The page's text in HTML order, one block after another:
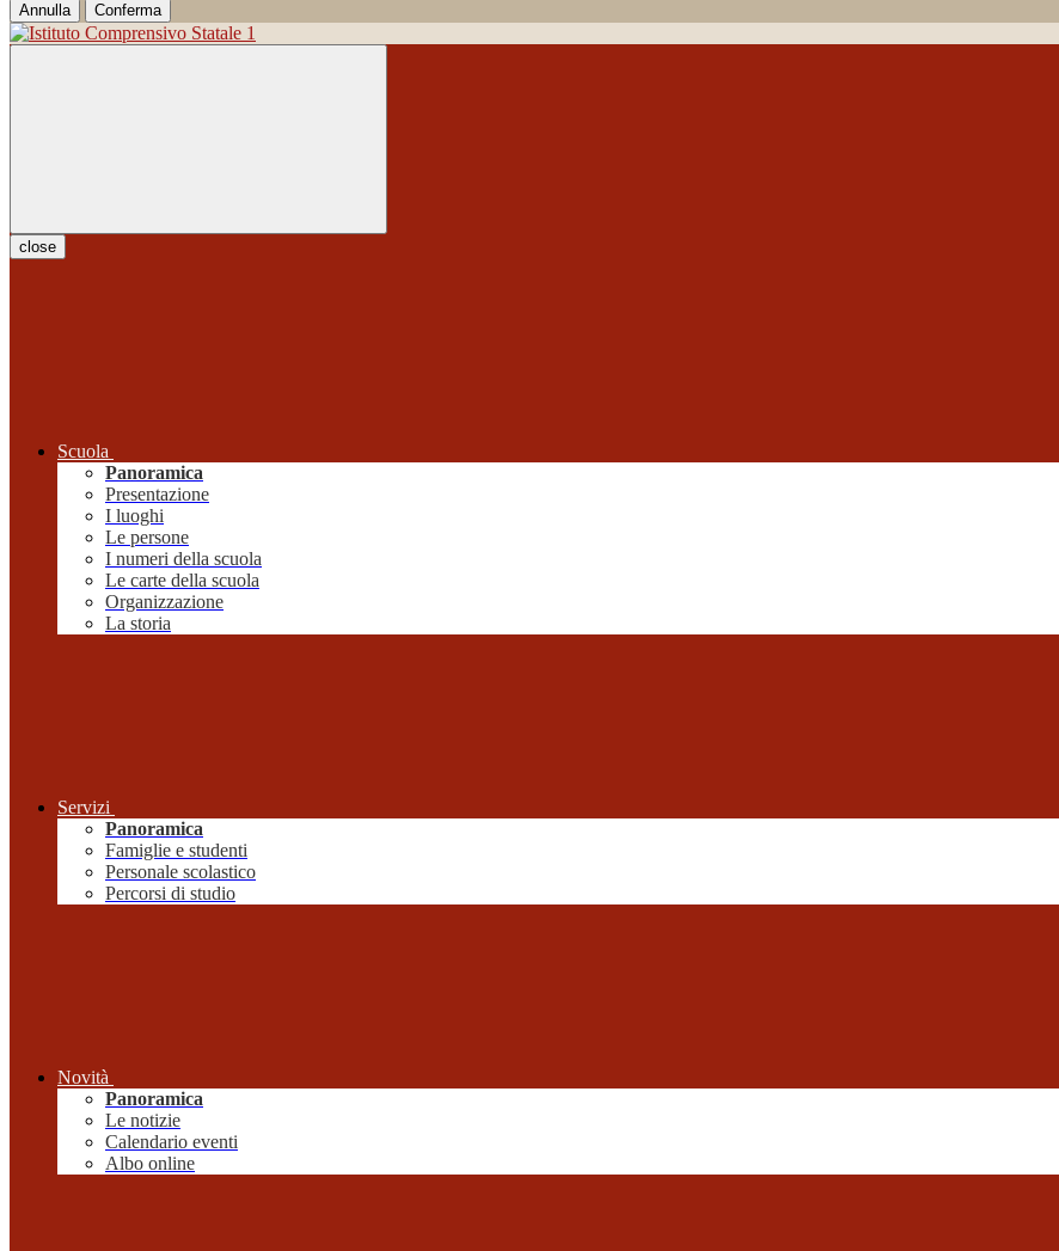
Annulla Conferma
close
Scuola
Panoramica
Presentazione
I luoghi
Le persone
I numeri della scuola
Le carte della scuola
Organizzazione
La storia
Servizi
Panoramica
Famiglie e studenti
Personale scolastico
Percorsi di studio
Novità
Panoramica
Le notizie
Calendario eventi
Albo online